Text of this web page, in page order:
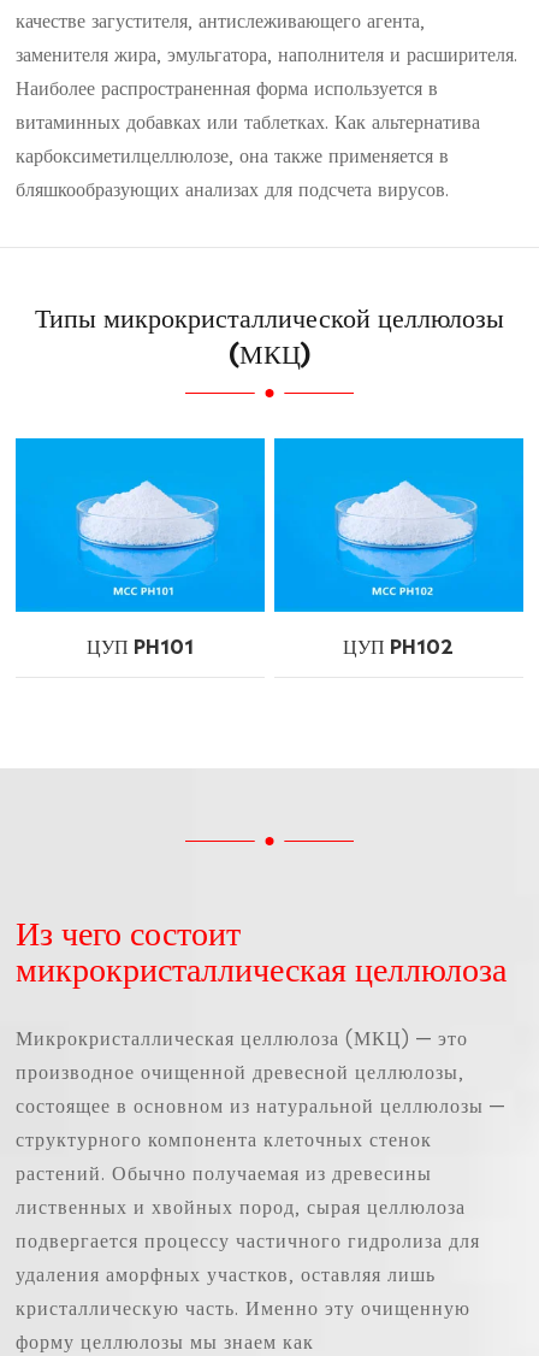
качестве загустителя, антислеживающего агента,
заменителя жира, эмульгатора, наполнителя и расширителя.
Наиболее распространенная форма используется в
витаминных добавках или таблетках. Как альтернатива
карбоксиметилцеллюлозе, она также применяется в
бляшкообразующих анализах для подсчета вирусов.
Типы микрокристаллической целлюлозы
(МКЦ)
ЦУП PH101 ЦУП PH102
Из чего состоит
микрокристаллическая целлюлоза
Микрокристаллическая целлюлоза (МКЦ) — это
производное очищенной древесной целлюлозы,
состоящее в основном из натуральной целлюлозы —
структурного компонента клеточных стенок
растений. Обычно получаемая из древесины
лиственных и хвойных пород, сырая целлюлоза
подвергается процессу частичного гидролиза для
удаления аморфных участков, оставляя лишь
кристаллическую часть. Именно эту очищенную
форму целлюлозы мы знаем как